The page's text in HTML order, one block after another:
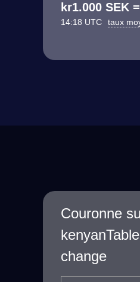
kr1.000 SEK
14:18 UTC taux
Couronne
change